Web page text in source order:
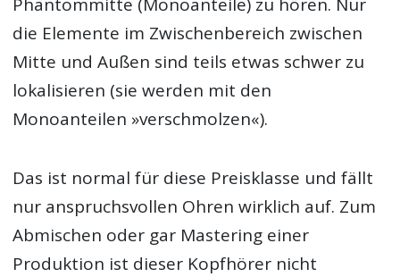
Phantommitte (Monoanteile) zu hören. Nur
die Elemente im Zwischenbereich zwischen
Mitte und Außen sind teils etwas schwer zu
lokalisieren (sie werden mit den
Monoanteilen »verschmolzen«).
Das ist normal für diese Preisklasse und fällt
nur anspruchsvollen Ohren wirklich auf. Zum
Abmischen oder gar Mastering einer
Produktion ist dieser Kopfhörer nicht